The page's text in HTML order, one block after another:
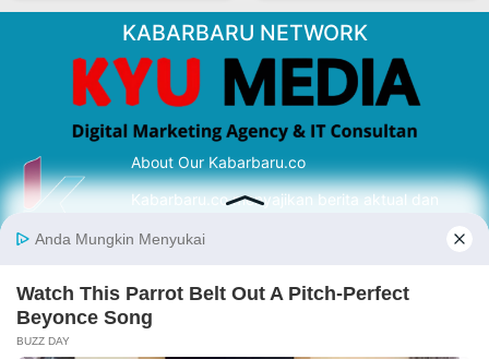
KABARBARU NETWORK
About Our Kabarbaru.co
Kabarbaru.co menyajikan berita aktual dan
serta terverifikasi dari sumber yang tepat.
Follow Kabarbaru